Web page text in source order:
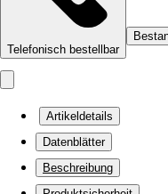
Telefonisch bestellbar
Artikeldetails
Datenblätter
Beschreibung